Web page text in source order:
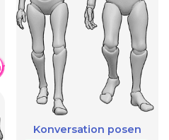
Konversation posen